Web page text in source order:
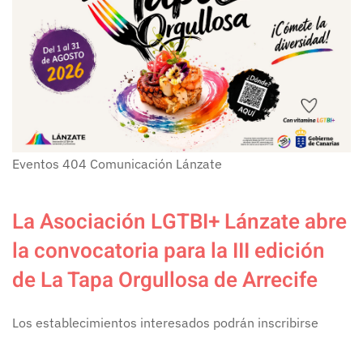
Eventos 404 Comunicación Lánzate
La Asociación LGTBI+ Lánzate abre
la convocatoria para la III edición
de La Tapa Orgullosa de Arrecife
Los establecimientos interesados podrán inscribirse